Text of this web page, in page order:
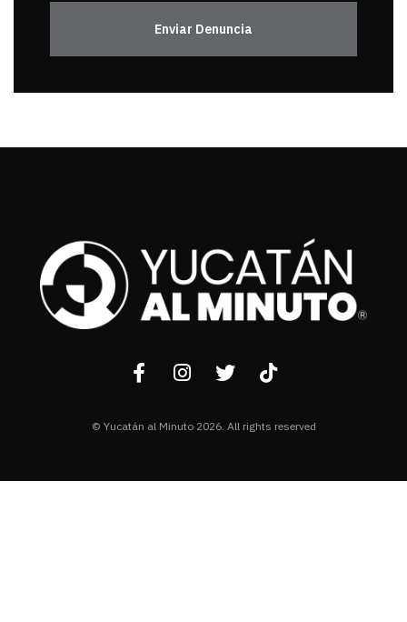
Enviar Denuncia
© Yucatán al Minuto 2026. All rights reserved